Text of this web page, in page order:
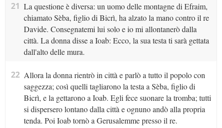
21 La questione è diversa: un uomo delle montagne di Efraim,
chiamato Sèba, figlio di Bicrì, ha alzato la mano contro il re
Davide. Consegnatemi lui solo e io mi allontanerò dalla
città. La donna disse a Ioab: Ecco, la sua testa ti sarà gettata
dall'alto delle mura.
22 Allora la donna rientrò in città e parlò a tutto il popolo con
saggezza; così quelli tagliarono la testa a Sèba, figlio di
Bicrì, e la gettarono a Ioab. Egli fece suonare la tromba; tutti
si dispersero lontano dalla città e ognuno andò alla propria
tenda. Poi Ioab tornò a Gerusalemme presso il re.